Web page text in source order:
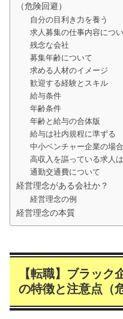
（危険回避）
自分の目利き力を養う
求人募集の仕事内容につ
残念な会社
募集年齢について
求める人材のイメージ
歓迎する経験とスキル
給与条件
年齢条件
年齢と給与の合体版
給与は社内規程に準ずる
中小ベンチャー企業の場
高収入を謳っている求人
通勤交通費について
経営理念がある会社か？
経営理念の例
経営理念の本質
【転職】ブラック
の特徴と注意点（